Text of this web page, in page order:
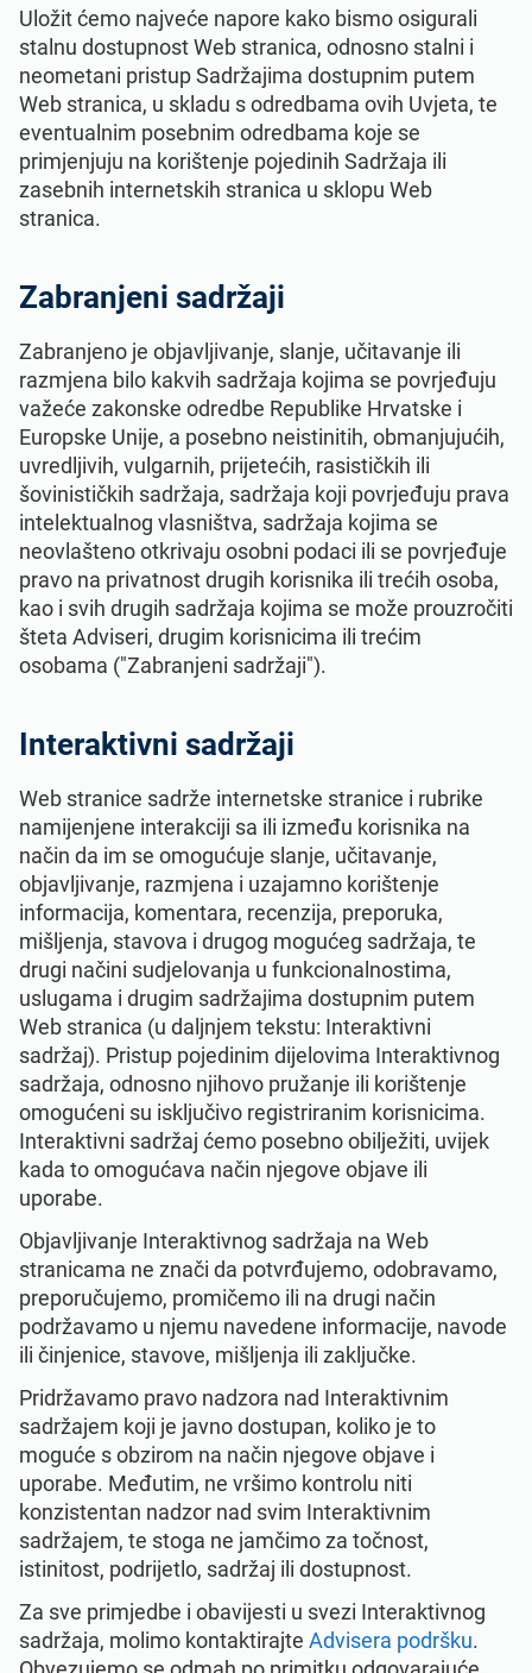
Uložit ćemo najveće napore kako bismo osigurali
stalnu dostupnost Web stranica, odnosno stalni i
neometani pristup Sadržajima dostupnim putem
Web stranica, u skladu s odredbama ovih Uvjeta, te
eventualnim posebnim odredbama koje se
primjenjuju na korištenje pojedinih Sadržaja ili
zasebnih internetskih stranica u sklopu Web
stranica.
Zabranjeni sadržaji
Zabranjeno je objavljivanje, slanje, učitavanje ili
razmjena bilo kakvih sadržaja kojima se povrjeđuju
važeće zakonske odredbe Republike Hrvatske i
Europske Unije, a posebno neistinitih, obmanjujućih,
uvredljivih, vulgarnih, prijetećih, rasističkih ili
šovinističkih sadržaja, sadržaja koji povrjeđuju prava
intelektualnog vlasništva, sadržaja kojima se
neovlašteno otkrivaju osobni podaci ili se povrjeđuje
pravo na privatnost drugih korisnika ili trećih osoba,
kao i svih drugih sadržaja kojima se može prouzročiti
šteta Adviseri, drugim korisnicima ili trećim
osobama ("Zabranjeni sadržaji").
Interaktivni sadržaji
Web stranice sadrže internetske stranice i rubrike
namijenjene interakciji sa ili između korisnika na
način da im se omogućuje slanje, učitavanje,
objavljivanje, razmjena i uzajamno korištenje
informacija, komentara, recenzija, preporuka,
mišljenja, stavova i drugog mogućeg sadržaja, te
drugi načini sudjelovanja u funkcionalnostima,
uslugama i drugim sadržajima dostupnim putem
Web stranica (u daljnjem tekstu: Interaktivni
sadržaj). Pristup pojedinim dijelovima Interaktivnog
sadržaja, odnosno njihovo pružanje ili korištenje
omogućeni su isključivo registriranim korisnicima.
Interaktivni sadržaj ćemo posebno obilježiti, uvijek
kada to omogućava način njegove objave ili
uporabe.
Objavljivanje Interaktivnog sadržaja na Web
stranicama ne znači da potvrđujemo, odobravamo,
preporučujemo, promičemo ili na drugi način
podržavamo u njemu navedene informacije, navode
ili činjenice, stavove, mišljenja ili zaključke.
Pridržavamo pravo nadzora nad Interaktivnim
sadržajem koji je javno dostupan, koliko je to
moguće s obzirom na način njegove objave i
uporabe. Međutim, ne vršimo kontrolu niti
konzistentan nadzor nad svim Interaktivnim
sadržajem, te stoga ne jamčimo za točnost,
istinitost, podrijetlo, sadržaj ili dostupnost.
Za sve primjedbe i obavijesti u svezi Interaktivnog
sadržaja, molimo kontaktirajte Advisera podršku.